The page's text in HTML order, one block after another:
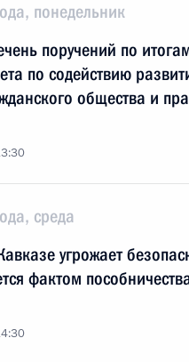
понедельник
поручений по
по содействию
общества и
среда
угрожает
фактом